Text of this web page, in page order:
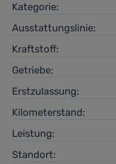
Kategorie:
Ausstattungslinie:
Kraftstoff:
Getriebe:
Erstzulassung:
Kilometerstand:
Leistung:
Standort: